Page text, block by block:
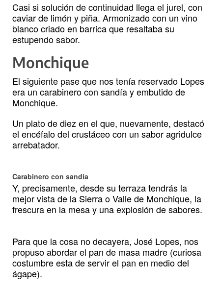
Casi si solución de continuidad llega el jurel, con
caviar de limón y piña. Armonizado con un vino
blanco criado en barrica que resaltaba su
estupendo sabor.
Monchique
El siguiente pase que nos tenía reservado Lopes
era un carabinero con sandía y embutido de
Monchique.
Un plato de diez en el que, nuevamente, destacó
el encéfalo del crustáceo con un sabor agridulce
arrebatador.
Carabinero con sandía
Y, precisamente, desde su terraza tendrás la
mejor vista de la Sierra o Valle de Monchique, la
frescura en la mesa y una explosión de sabores.
Para que la cosa no decayera, José Lopes, nos
propuso abordar el pan de masa madre (curiosa
costumbre esta de servir el pan en medio del
ágape).